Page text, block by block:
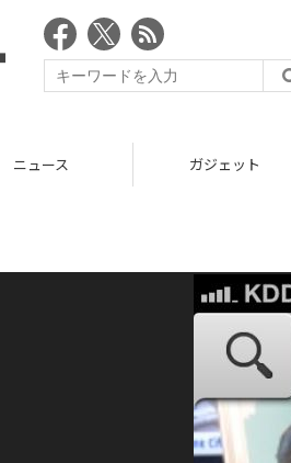
ニュース ガジェット